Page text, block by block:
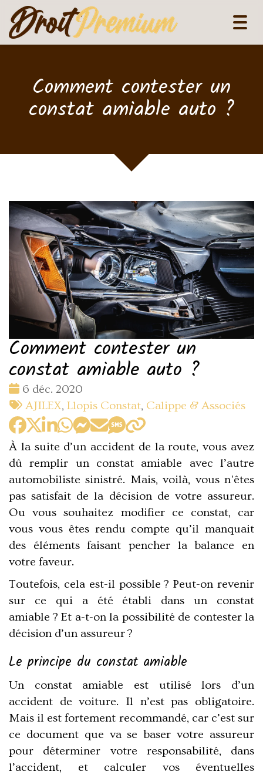
Comment contester un
constat amiable auto ?
Comment contester un
constat amiable auto ?
Date
:
6 déc. 2020
Tags
:
AJILEX, Llopis Constat, Calippe & Associés
À la suite d’un accident de la route, vous avez
dû remplir un constat amiable avec l’autre
automobiliste sinistré. Mais, voilà, vous n'êtes
pas satisfait de la décision de votre assureur.
Ou vous souhaitez modifier ce constat, car
vous vous êtes rendu compte qu’il manquait
des éléments faisant pencher la balance en
votre faveur.
Toutefois, cela est-il possible ? Peut-on revenir
sur ce qui a été établi dans un constat
amiable ? Et a-t-on la possibilité de contester la
décision d’un assureur ?
Le principe du constat amiable
Un constat amiable est utilisé lors d’un
accident de voiture. Il n’est pas obligatoire.
Mais il est fortement recommandé, car c’est sur
ce document que va se baser votre assureur
pour déterminer votre responsabilité, dans
l’accident, et calculer vos éventuelles